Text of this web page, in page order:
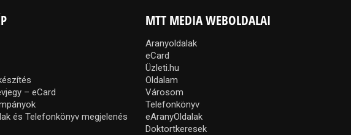
– eCard
és Telefonkönyv megjelenés
MTT MEDIA WEBOLDALAI
Aranyoldalak
eCard
Üzleti.hu
Oldalam
Városom
Telefonkönyv
eAranyOldalak
Doktortkeresek